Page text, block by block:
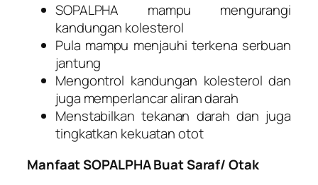
SOPALPHA mampu mengurangi
kandungan kolesterol
Pula mampu menjauhi terkena serbuan
jantung
Mengontrol kandungan kolesterol dan
juga memperlancar aliran darah
Menstabilkan tekanan darah dan juga
tingkatkan kekuatan otot
Manfaat SOPALPHA Buat Saraf/ Otak